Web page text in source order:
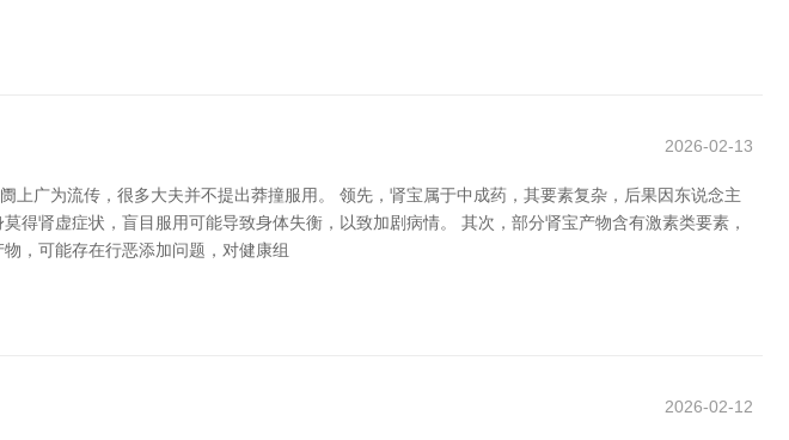
2026-02-13
广为流传，很多大夫并不提出莽撞服用。 领先，肾宝属于中成药，其要素复杂，后果因东说念主
肾虚症状，盲目服用可能导致身体失衡，以致加剧病情。 其次，部分肾宝产物含有激素类要素，
，可能存在行恶添加问题，对健康组
2026-02-12